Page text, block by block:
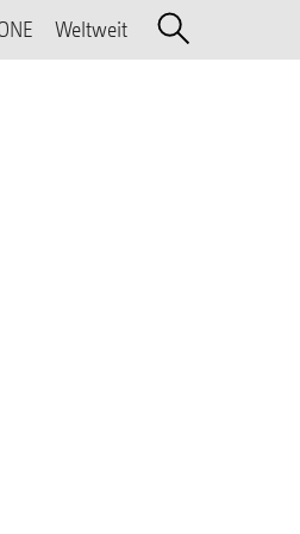
Weltweit